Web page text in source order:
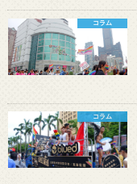
コラム
コラム